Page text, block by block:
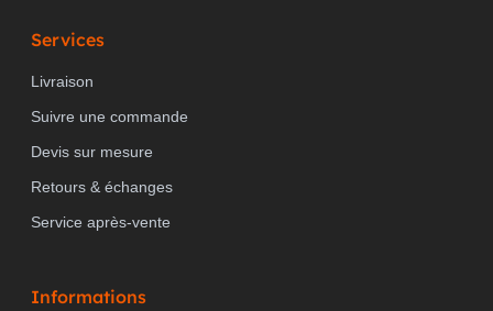
Services
Livraison
Suivre une commande
Devis sur mesure
Retours & échanges
Service après-vente
Informations